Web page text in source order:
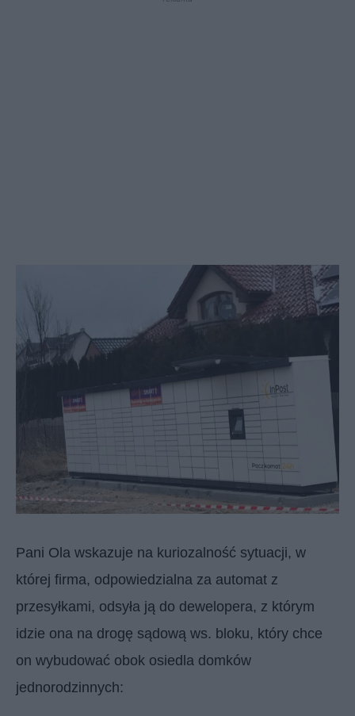
Pani Ola wskazuje na kuriozalność sytuacji, w
której firma, odpowiedzialna za automat z
przesyłkami, odsyła ją do dewelopera, z którym
idzie ona na drogę sądową ws. bloku, który chce
on wybudować obok osiedla domków
jednorodzinnych: